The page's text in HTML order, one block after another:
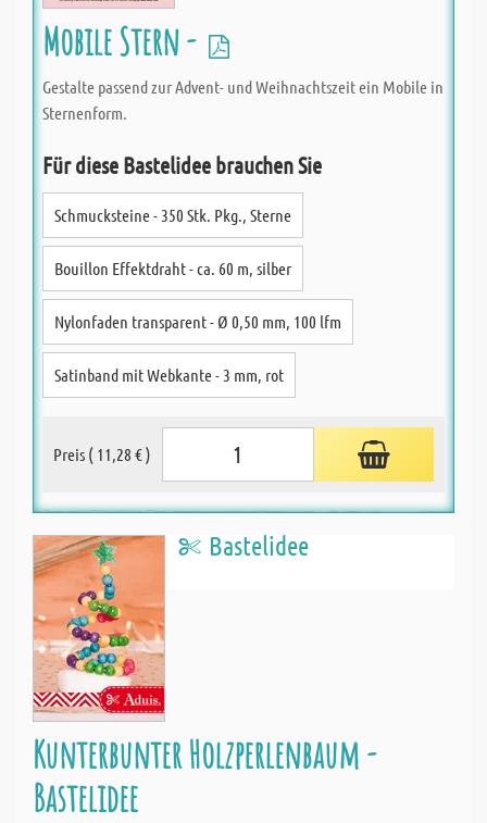
Mobile Stern -
Gestalte passend zur Advent- und Weihnachtszeit ein Mobile in
Sternenform.
Für diese Bastelidee brauchen Sie
Schmucksteine - 350 Stk. Pkg., Sterne
Bouillon Effektdraht - ca. 60 m, silber
Nylonfaden transparent - Ø 0,50 mm, 100 lfm
Satinband mit Webkante - 3 mm, rot
Preis ( 11,28 € )
Bastelidee
Kunterbunter Holzperlenbaum -
Bastelidee